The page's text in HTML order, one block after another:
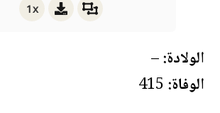
1x
الولادة:–
الوفاة: